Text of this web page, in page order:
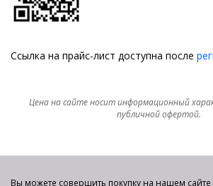
Ссылка на прайс-лист доступна после
Цена на сайте носит информационный
публичной офертой.
Вы можете совершить покупку на нашем сайте